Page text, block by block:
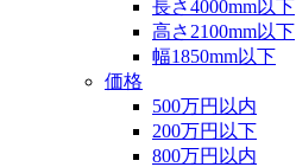
長さ4000mm以下
高さ2100mm以下
幅1850mm以下
価格
500万円以内
200万円以下
800万円以内